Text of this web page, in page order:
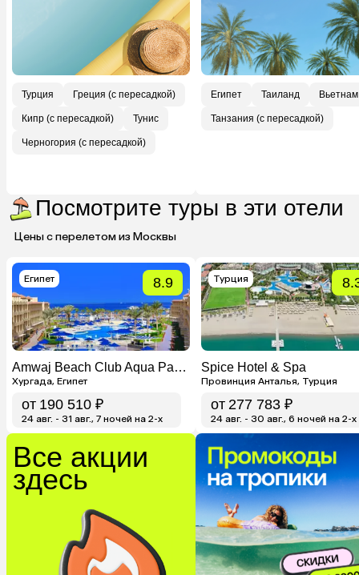
Турция Греция (с пересадкой)
Кипр (с пересадкой) Тунис
Черногория (с пересадкой)
Египет Таиланд Вьетнам
Танзания (с пересадкой)
Посмотрите туры в эти отели
Цены с перелетом из Москвы
Египет 8.9
Amwaj Beach Club Aqua Park & Spa
Хургада, Египет
от 190 510 ₽
24 авг. - 31 авг., 7 ночей на 2-x
Турция
Spice Hotel & Spa
Провинция Анталья, Турция
от 277 783 ₽
24 авг. - 30 авг., 6 ночей на 2-x
Все акции
здесь